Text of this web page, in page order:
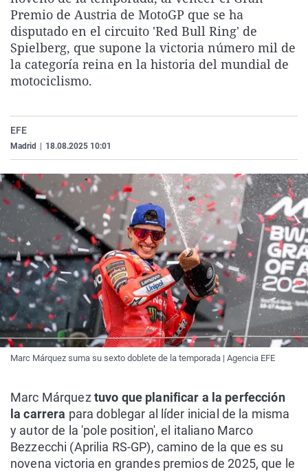
La rosa de los vientos
Gente viajera
Como el perro y el
Caso
Retornados
Equipo de
Extremadura
Galicia
La Rioja
Virales
Televisión
Elecciones
Premio de Austria de MotoGP que se ha
disputado en el circuito 'Red Bull Ring' de
Spielberg, que supone la victoria número mil de
la categoría reina en la historia del mundial de
motociclismo.
EFE
Madrid 18.08.2025 10:01
Marc Márquez suma su sexto doblete de la temporada | Agencia EFE
Marc Márquez tuvo que planificar a la perfección
la carrera para doblegar al líder inicial de la misma
y autor de la 'pole position', el italiano Marco
Bezzecchi (Aprilia RS-GP), camino de la que es su
novena victoria en grandes premios de 2025, que le